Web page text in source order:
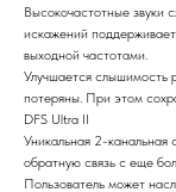
Высокочастотные звуки
искажений
выходной частотами.
Улучшается слышимость
потеряны. При этом
DFS Ultra II
Уникальная 2-канальная
обратную связь с еще
Пользователь может